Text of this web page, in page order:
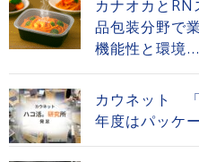
カナオカと
品包装分野で
機能性と環境...
カウネット
年度はパッケ